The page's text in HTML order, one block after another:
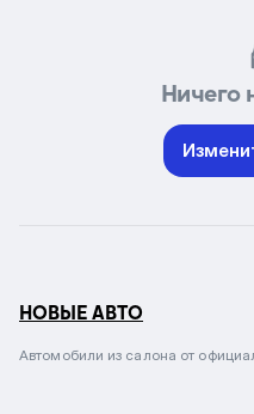
Ничего
НОВЫЕ АВТО
Автомобили из салона от